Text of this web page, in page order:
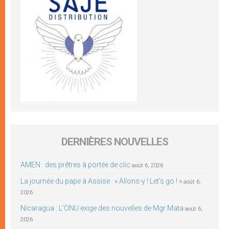
DERNIÈRES NOUVELLES
AMEN : des prêtres à portée de clic août 6, 2026
La journée du pape à Assise : « Allons-y ! Let’s go ! » août 6,
2026
Nicaragua : L’ONU exige des nouvelles de Mgr Mata août 6,
2026